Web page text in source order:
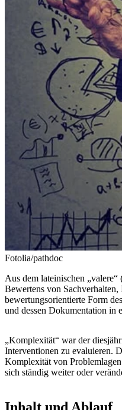
Fotolia/pathdoc
Aus dem lateinischen
Bewertens von
bewertungsorientierte Form
und dessen Dokumentation in
„Komplexität“ war der
Interventionen zu evaluieren.
Komplexität von
sich ständig weiter oder
Inhalt und Ablauf